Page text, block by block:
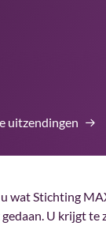
uitzendingen
wat Stichting
U krijgt te